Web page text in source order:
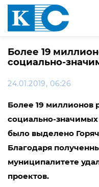
Более 19
социально-
24.01.2019, 06:26
Более 19 миллионов
социально-
было выделено
Благодаря
муниципалитете
проектов.